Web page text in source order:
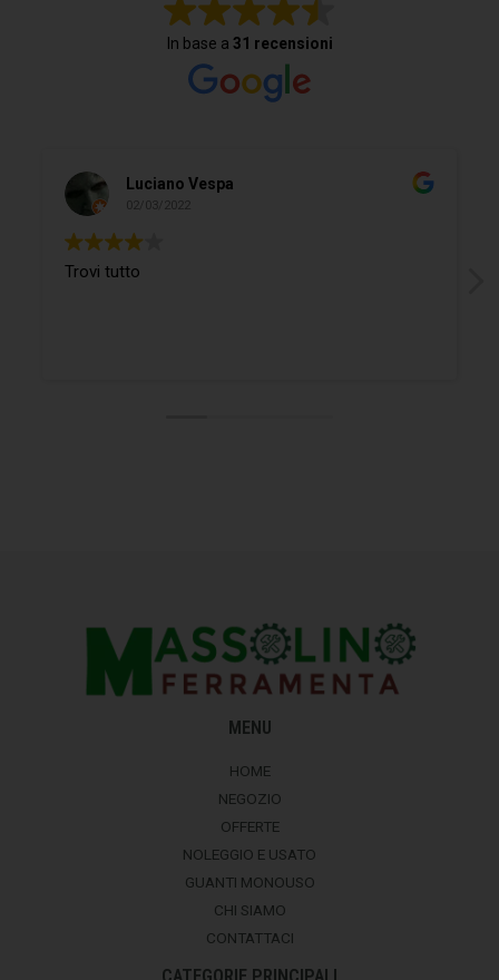
In base a 31 recensioni
Luciano Vespa
02/03/2022
Trovi tutto
MENU
HOME
NEGOZIO
OFFERTE
NOLEGGIO E USATO
GUANTI MONOUSO
CHI SIAMO
CONTATTACI